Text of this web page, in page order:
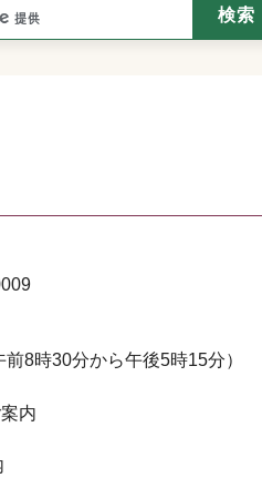
前8時30分から午後5時15分）
内